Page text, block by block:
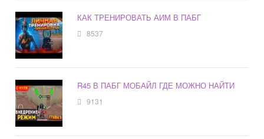
КАК ТРЕНИРОВАТЬ АИМ В ПАБГ
8537
R45 В ПАБГ МОБАЙЛ ГДЕ МОЖНО НАЙТИ
9131